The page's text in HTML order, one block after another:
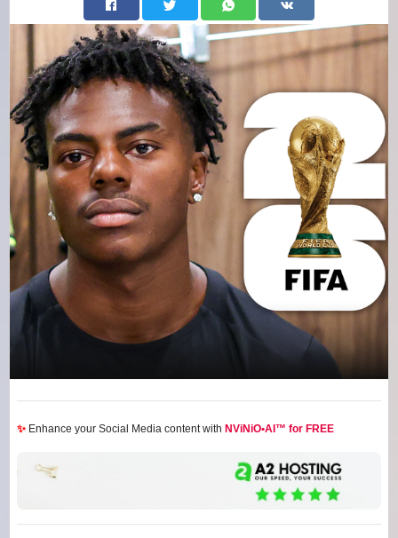
✨ Enhance your Social Media content with NViNiO•AI™ for FREE